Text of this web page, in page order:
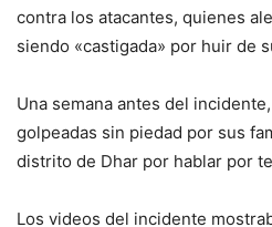
contra los atacantes, quienes
siendo «castigada» por huir de
Una semana antes del
golpeadas sin piedad por sus
distrito de Dhar por hablar por
Los videos del incidente